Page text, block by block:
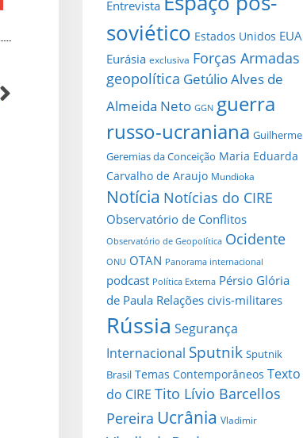
Entrevista
soviético Estados Unidos EUA
Eurásia exclusiva Forças Armadas
geopolítica Getúlio Alves de
Almeida Neto GGN guerra
russo-ucraniana Guilherme
Geremias da Conceição Maria Eduarda
Carvalho de Araujo Mundioka
Notícia Notícias do CIRE
Observatório de Conflitos
Observatório de Geopolítica Ocidente
ONU OTAN Panorama internacional
podcast Política Externa Pérsio Glória
de Paula Relações civis-militares
Rússia Segurança
Internacional Sputnik Sputnik
Brasil Temas Contemporâneos Texto
do CIRE Tito Lívio Barcellos
Pereira Ucrânia Vladimir